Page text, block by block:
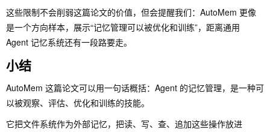
这些限制不会削弱这篇论文的价值，但会提醒我们：AutoMem 更像
是一个方向样本，展示“记忆管理可以被优化和训练”，距离通用
Agent 记忆系统还有一段路要走。
小结
AutoMem 这篇论文可以用一句话概括：Agent 的记忆管理，是一种可
以被观察、评估、优化和训练的技能。
它把文件系统作为外部记忆，把读、写、查、追加这些操作放进